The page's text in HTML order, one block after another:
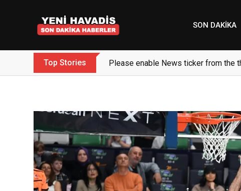
SON DAKIKA
Top Stories Please enable News ticker from the